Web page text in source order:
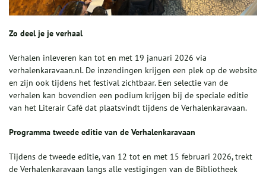
Zo deel je je verhaal
Verhalen inleveren kan tot en met 19 januari 2026 via
verhalenkaravaan.nl. De inzendingen krijgen een plek op de website
en zijn ook tijdens het festival zichtbaar. Een selectie van de
verhalen kan bovendien een podium krijgen bij de speciale editie
van het Literair Café dat plaatsvindt tijdens de Verhalenkaravaan.
Programma tweede editie van de Verhalenkaravaan
Tijdens de tweede editie, van 12 tot en met 15 februari 2026, trekt
de Verhalenkaravaan langs alle vestigingen van de Bibliotheek